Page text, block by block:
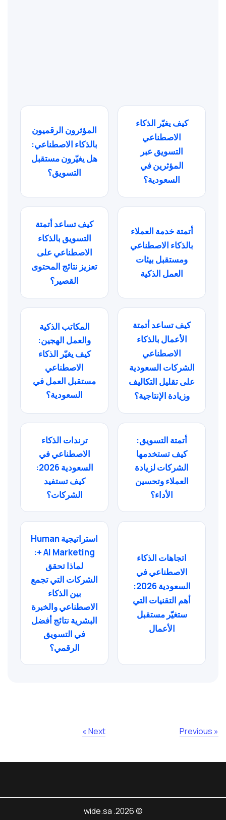
كيف يغيّر الذكاء
الاصطناعي
التسويق عبر
المؤثرين في
السعودية؟
المؤثرون الرقميون
بالذكاء الاصطناعي:
هل يغيّرون مستقبل
التسويق؟
أتمتة خدمة العملاء
بالذكاء الاصطناعي
ومستقبل بيئات
العمل الذكية
كيف تساعد أتمتة
التسويق بالذكاء
الاصطناعي على
تعزيز نتائج المحتوى
القصير؟
كيف تساعد أتمتة
الأعمال بالذكاء
الاصطناعي
الشركات السعودية
على تقليل التكاليف
وزيادة الإنتاجية؟
المكاتب الذكية
والعمل الهجين:
كيف يغيّر الذكاء
الاصطناعي
مستقبل العمل في
السعودية؟
أتمتة التسويق:
كيف تستخدمها
الشركات لزيادة
العملاء وتحسين
الأداء؟
ترندات الذكاء
الاصطناعي في
السعودية 2026:
كيف تستفيد
الشركات؟
اتجاهات الذكاء
الاصطناعي في
السعودية 2026:
أهم التقنيات التي
ستغيّر مستقبل
الأعمال
استراتيجية Human
+ AI Marketing:
لماذا تحقق
الشركات التي تجمع
بين الذكاء
الاصطناعي والخبرة
البشرية نتائج أفضل
في التسويق
الرقمي؟
« Previous
Next »
© 2026. wide.sa